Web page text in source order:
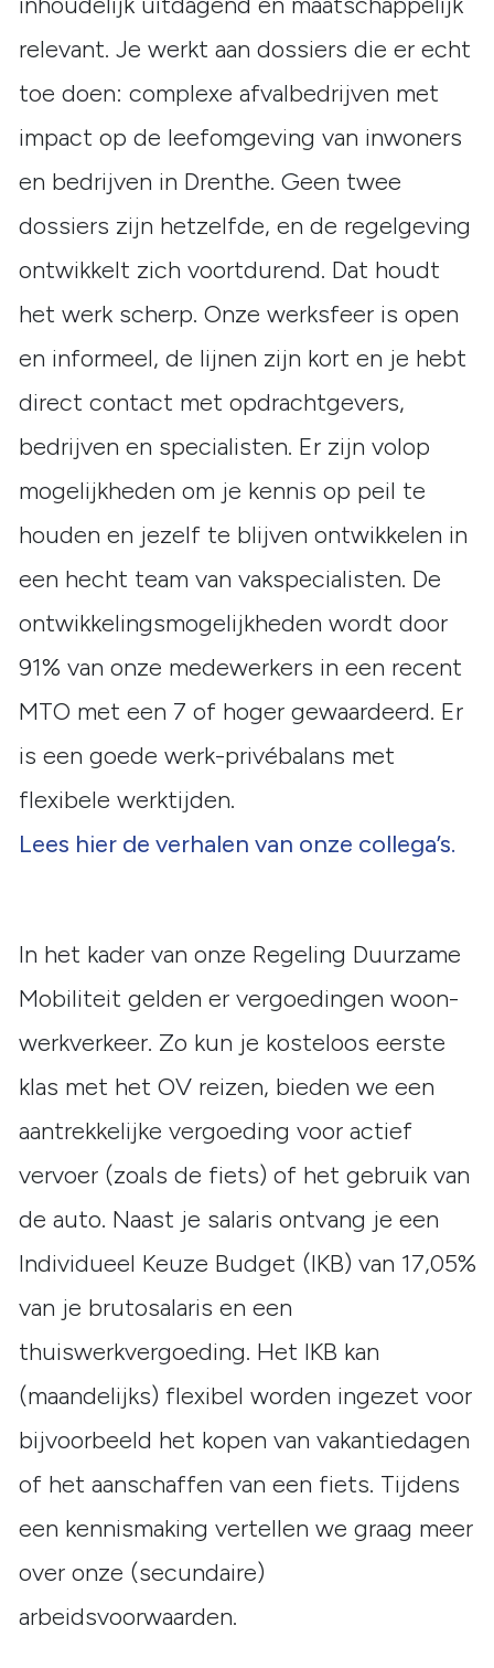
relevant. Je werkt aan dossiers die er echt
toe doen: complexe afvalbedrijven met
impact op de leefomgeving van inwoners
en bedrijven in Drenthe. Geen twee
dossiers zijn hetzelfde, en de regelgeving
ontwikkelt zich voortdurend. Dat houdt
het werk scherp. Onze werksfeer is open
en informeel, de lijnen zijn kort en je hebt
direct contact met opdrachtgevers,
bedrijven en specialisten. Er zijn volop
mogelijkheden om je kennis op peil te
houden en jezelf te blijven ontwikkelen in
een hecht team van vakspecialisten. De
ontwikkelingsmogelijkheden wordt door
91% van onze medewerkers in een recent
MTO met een 7 of hoger gewaardeerd. Er
is een goede werk-privébalans met
flexibele werktijden.
Lees hier de verhalen van onze collega’s.
In het kader van onze Regeling Duurzame
Mobiliteit gelden er vergoedingen woon-
werkverkeer. Zo kun je kosteloos eerste
klas met het OV reizen, bieden we een
aantrekkelijke vergoeding voor actief
vervoer (zoals de fiets) of het gebruik van
de auto. Naast je salaris ontvang je een
Individueel Keuze Budget (IKB) van 17,05%
van je brutosalaris en een
thuiswerkvergoeding. Het IKB kan
(maandelijks) flexibel worden ingezet voor
bijvoorbeeld het kopen van vakantiedagen
of het aanschaffen van een fiets. Tijdens
een kennismaking vertellen we graag meer
over onze (secundaire)
arbeidsvoorwaarden.